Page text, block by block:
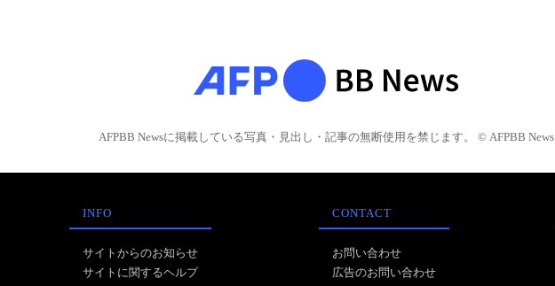
AFPBB Newsに掲載している写真・見出し・記事の無断使用を禁じます。 © AFPBB News
INFO
サイトからのお知らせ
サイトに関するヘルプ
CONTACT
お問い合わせ
広告のお問い合わせ